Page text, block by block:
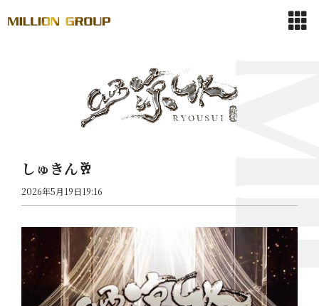
しゅきん🥂
2026年5月19日19:16